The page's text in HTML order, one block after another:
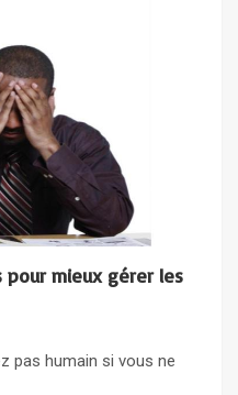
mieux gérer les
pas humain si vous ne